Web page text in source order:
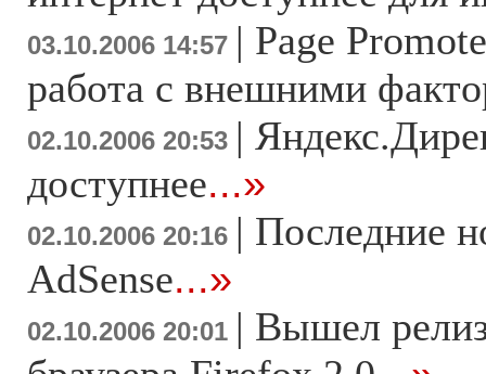
03.10.2006 14:57 | Page
работа с внешними
02.10.2006 20:53 |
доступнее...»
02.10.2006 20:16 | Последние
AdSense...»
02.10.2006 20:01 | Вышел